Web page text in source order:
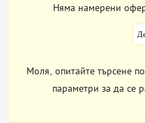
Няма намерени
Моля, опитайте търсене
параметри за да се